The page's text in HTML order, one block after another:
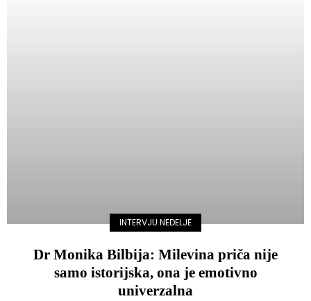
INTERVJU NEDELJE
Dr Monika Bilbija: Milevina priča nije
samo istorijska, ona je emotivno
univerzalna